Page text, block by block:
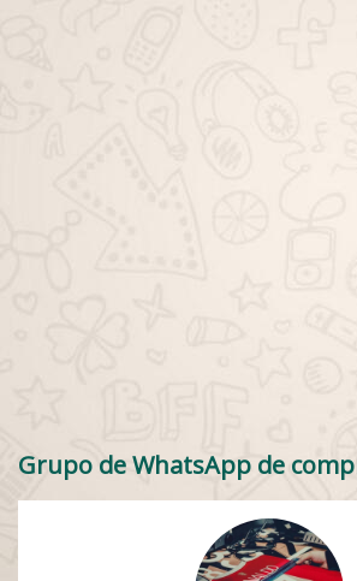
Grupo de WhatsApp de